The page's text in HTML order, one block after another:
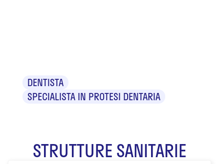
DENTISTA
SPECIALISTA IN PROTESI DENTARIA
STRUTTURE SANITARIE